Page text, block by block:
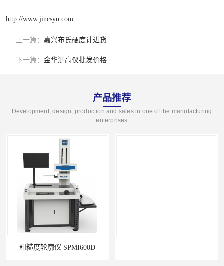
http://www.jincsyu.com
上一篇： 嘉兴布氏硬度计进货
下一篇： 金华测高仪批发价格
产品推荐
Development, design, production and sales in one of the manufacturing
enterprises
粗糙度轮廓仪 SPMI600D